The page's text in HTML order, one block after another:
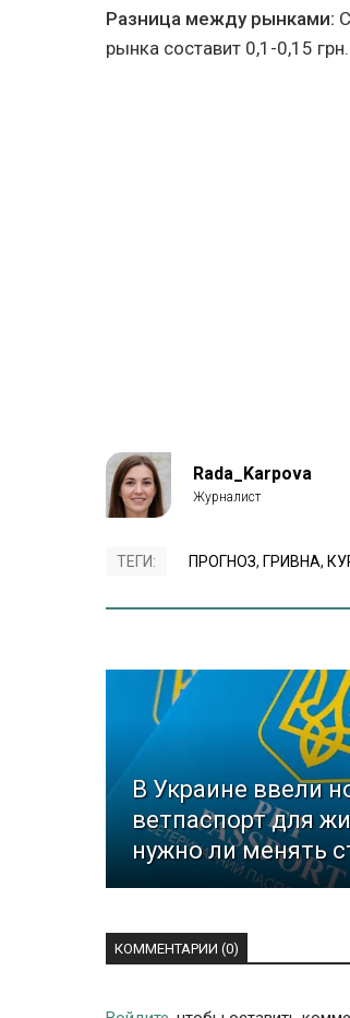
Разница между рынками:
рынка составит 0,1-0,15 грн.
Rada_Karpova
ТЕГИ: ПРОГНОЗ, ГРИВНА,
В Украине ввели
ветпаспорт для
нужно ли менять
КОММЕНТАРИИ (0)